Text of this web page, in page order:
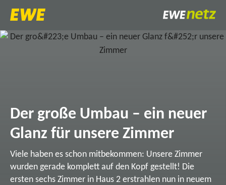
Der große Umbau – ein neuer
Glanz für unsere Zimmer
Viele haben es schon mitbekommen: Unsere Zimmer
wurden gerade komplett auf den Kopf gestellt! Die
ersten sechs Zimmer in Haus 2 erstrahlen nun in neuem